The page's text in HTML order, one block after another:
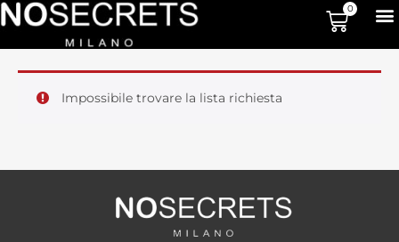
0
Impossibile trovare la lista richiesta